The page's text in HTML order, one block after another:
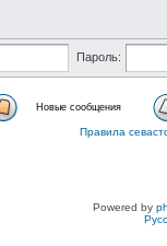
Пароль:
Новые сообщения
Правила
Powered by